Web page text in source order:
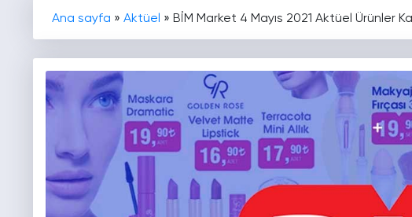
Ana sayfa » Aktüel » BİM Market 4 Mayıs 2021 Aktüel Ürünler